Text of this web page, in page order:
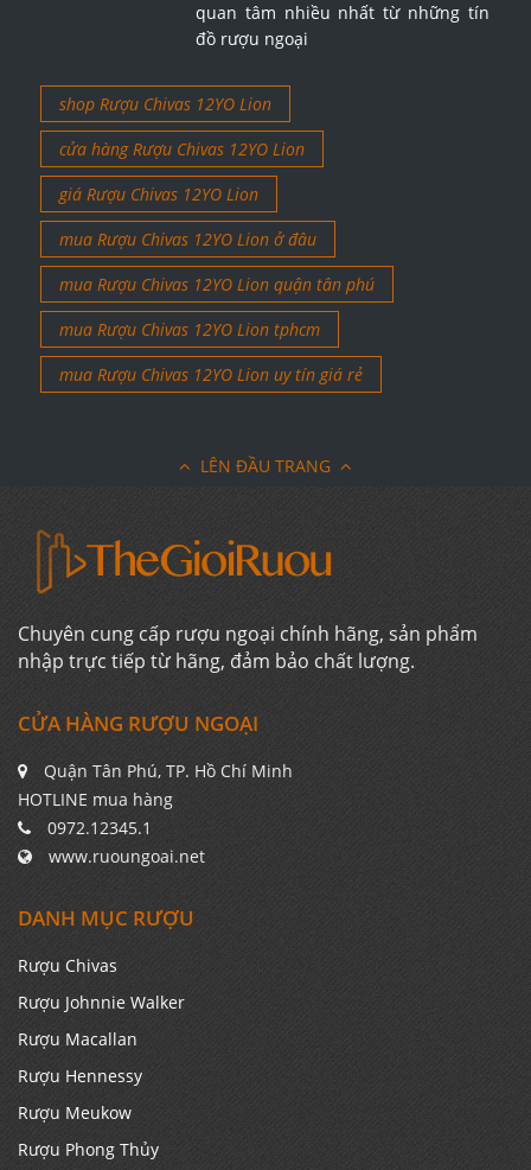
quan tâm nhiều nhất từ những tín
đồ rượu ngoại
shop Rượu Chivas 12YO Lion
cửa hàng Rượu Chivas 12YO Lion
giá Rượu Chivas 12YO Lion
mua Rượu Chivas 12YO Lion ở đâu
mua Rượu Chivas 12YO Lion quận tân phú
mua Rượu Chivas 12YO Lion tphcm
mua Rượu Chivas 12YO Lion uy tín giá rẻ
LÊN ĐẦU TRANG
Chuyên cung cấp rượu ngoại chính hãng, sản phẩm
nhập trực tiếp từ hãng, đảm bảo chất lượng.
CỬA HÀNG RƯỢU NGOẠI
Quận Tân Phú, TP. Hồ Chí Minh
HOTLINE mua hàng
0972.12345.1
www.ruoungoai.net
DANH MỤC RƯỢU
Rượu Chivas
Rượu Johnnie Walker
Rượu Macallan
Rượu Hennessy
Rượu Meukow
Rượu Phong Thủy